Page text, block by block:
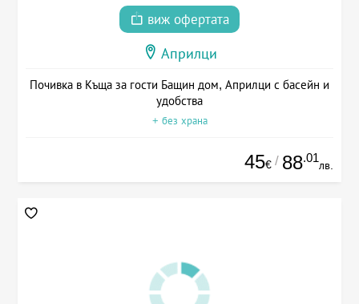
виж офертата
Априлци
Почивка в Къща за гости Бащин дом, Априлци с басейн и
удобства
+ без храна
45€ / 88.01
лв.